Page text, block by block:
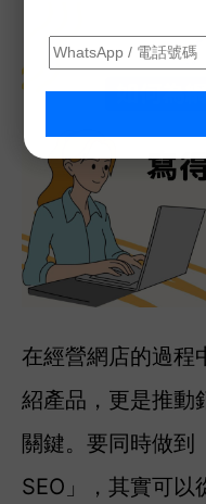
在經營網店的過程
紹產品，更是推動
關鍵。要同時做到
SEO」，其實可以